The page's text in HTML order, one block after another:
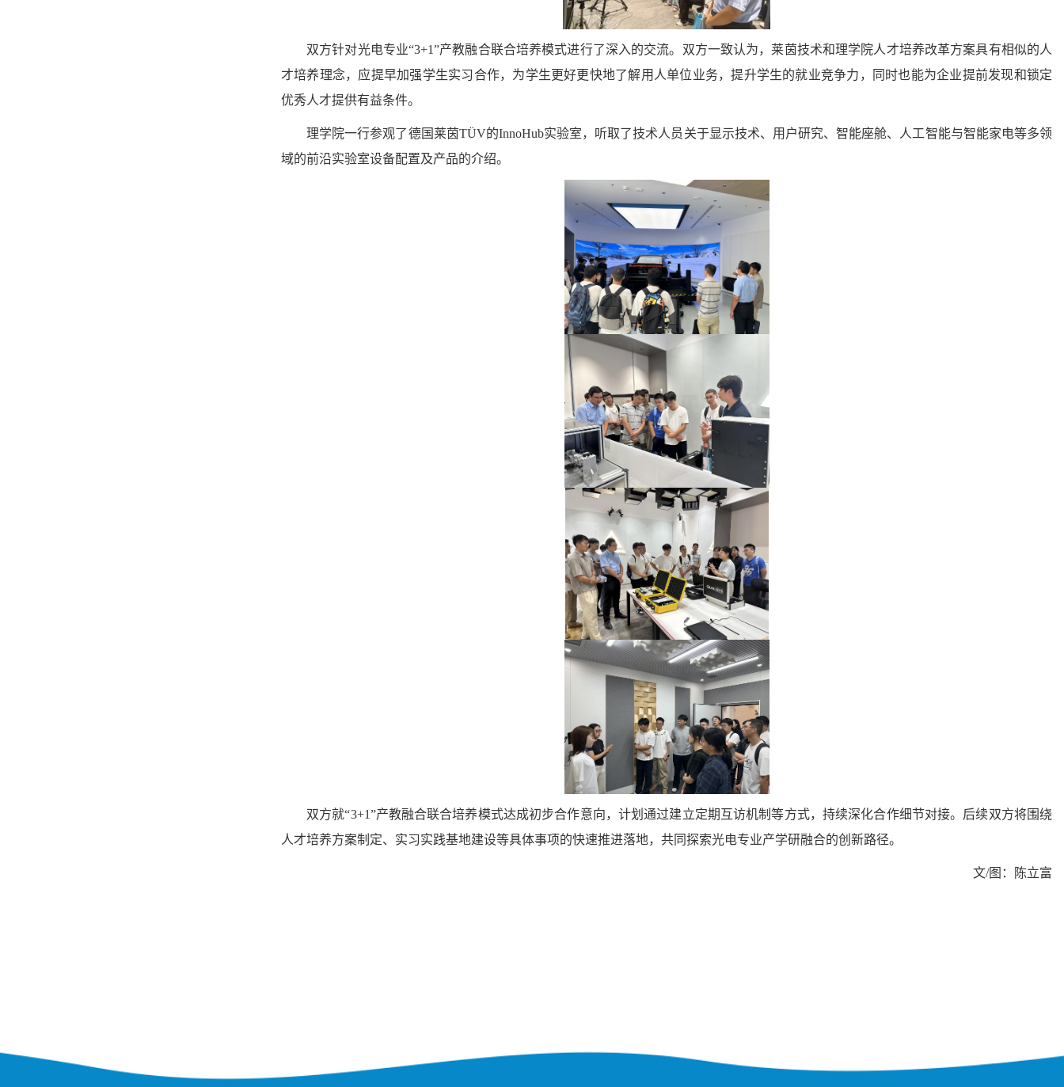
双方针对光电专业“3+1”产教融合联合培养模式进行了深入的交流。双方一致认为，莱茵技术和理学院人才培养改革方案具有相似的人
才培养理念，应提早加强学生实习合作，为学生更好更快地了解用人单位业务，提升学生的就业竞争力，同时也能为企业提前发现和锁定
优秀人才提供有益条件。
理学院一行参观了德国莱茵TÜV的InnoHub实验室，听取了技术人员关于显示技术、用户研究、智能座舱、人工智能与智能家电等多领
域的前沿实验室设备配置及产品的介绍。
双方就“3+1”产教融合联合培养模式达成初步合作意向，计划通过建立定期互访机制等方式，持续深化合作细节对接。后续双方将围绕
人才培养方案制定、实习实践基地建设等具体事项的快速推进落地，共同探索光电专业产学研融合的创新路径。
文/图：陈立富